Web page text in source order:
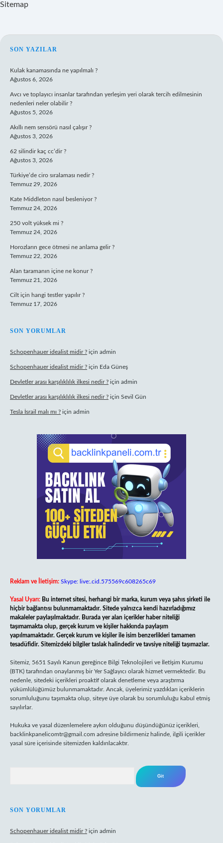
Sitemap
SIDEBAR
SON YAZILAR
Kulak kanamasında ne yapılmalı ?
Ağustos 6, 2026
Avcı ve toplayıcı insanlar tarafından yerleşim yeri olarak tercih edilmesinin
nedenleri neler olabilir ?
Ağustos 5, 2026
Akıllı nem sensörü nasıl çalışır ?
Ağustos 3, 2026
62 silindir kaç cc’dir ?
Ağustos 3, 2026
Türkiye’de ciro sıralaması nedir ?
Temmuz 29, 2026
Kate Middleton nasıl besleniyor ?
Temmuz 24, 2026
250 volt yüksek mi ?
Temmuz 24, 2026
Horozların gece ötmesi ne anlama gelir ?
Temmuz 22, 2026
Alan taramanın içine ne konur ?
Temmuz 21, 2026
Cilt için hangi testler yapılır ?
Temmuz 17, 2026
SON YORUMLAR
Schopenhauer idealist midir ? için admin
Schopenhauer idealist midir ? için Eda Güneş
Devletler arası karşılıklılık ilkesi nedir ? için admin
Devletler arası karşılıklılık ilkesi nedir ? için Sevil Gün
Tesla İsrail malı mı ? için admin
Reklam ve İletişim: Skype: live:.cid.575569c608265c69
Yasal Uyarı: Bu internet sitesi, herhangi bir marka, kurum veya şahıs şirketi ile
hiçbir bağlantısı bulunmamaktadır. Sitede yalnızca kendi hazırladığımız
makaleler paylaşılmaktadır. Burada yer alan içerikler haber niteliği
taşımamakta olup, gerçek kurum ve kişiler hakkında paylaşım
yapılmamaktadır. Gerçek kurum ve kişiler ile isim benzerlikleri tamamen
tesadüfidir. Sitemizdeki bilgiler taslak halindedir ve tavsiye niteliği taşımazlar.
Sitemiz, 5651 Sayılı Kanun gereğince Bilgi Teknolojileri ve İletişim Kurumu
(BTK) tarafından onaylanmış bir Yer Sağlayıcı olarak hizmet vermektedir. Bu
nedenle, sitedeki içerikleri proaktif olarak denetleme veya araştırma
yükümlülüğümüz bulunmamaktadır. Ancak, üyelerimiz yazdıkları içeriklerin
sorumluluğunu taşımakta olup, siteye üye olarak bu sorumluluğu kabul etmiş
sayılırlar.
Hukuka ve yasal düzenlemelere aykırı olduğunu düşündüğünüz içerikleri,
backlinkpanelicomtr@gmail.com adresine bildirmeniz halinde, ilgili içerikler
yasal süre içerisinde sitemizden kaldırılacaktır.
SON YORUMLAR
Schopenhauer idealist midir ? için admin